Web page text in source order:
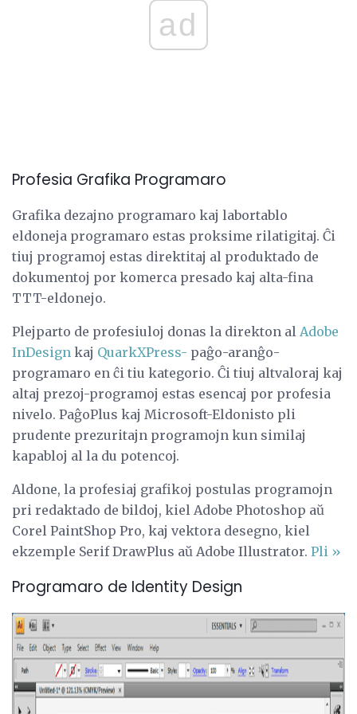
ad
Profesia Grafika Programaro
Grafika dezajno programaro kaj labortablo
eldoneja programaro estas proksime rilatigitaj. Ĉi
tiuj programoj estas direktitaj al produktado de
dokumentoj por komerca presado kaj alta-fina
TTT-eldonejo.
Plejparto de profesiuloj donas la direkton al Adobe
InDesign kaj QuarkXPress- paĝo-aranĝo-
programaro en ĉi tiu kategorio. Ĉi tiuj altvaloraj kaj
altaj prezoj-programoj estas esencaj por profesia
nivelo. PaĝoPlus kaj Microsoft-Eldonisto pli
prudente prezuritajn programojn kun similaj
kapabloj al la du potencoj.
Aldone, la profesiaj grafikoj postulas programojn
pri redaktado de bildoj, kiel Adobe Photoshop aŭ
Corel PaintShop Pro, kaj vektora desegno, kiel
ekzemple Serif DrawPlus aŭ Adobe Illustrator. Pli »
Programaro de Identity Design